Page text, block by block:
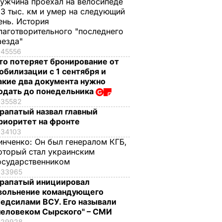
тыс. км и умер на следующий
История
"последнего
45556
потеряет бронирование от
с 1 сентября и
два документа нужно
до понедельника
35582
назвал главный
на фронте
34103
Он был генералом КГБ,
стал украинским
33965
инициировал
командующего
ВСУ. Его называли
Сырского" – СМИ